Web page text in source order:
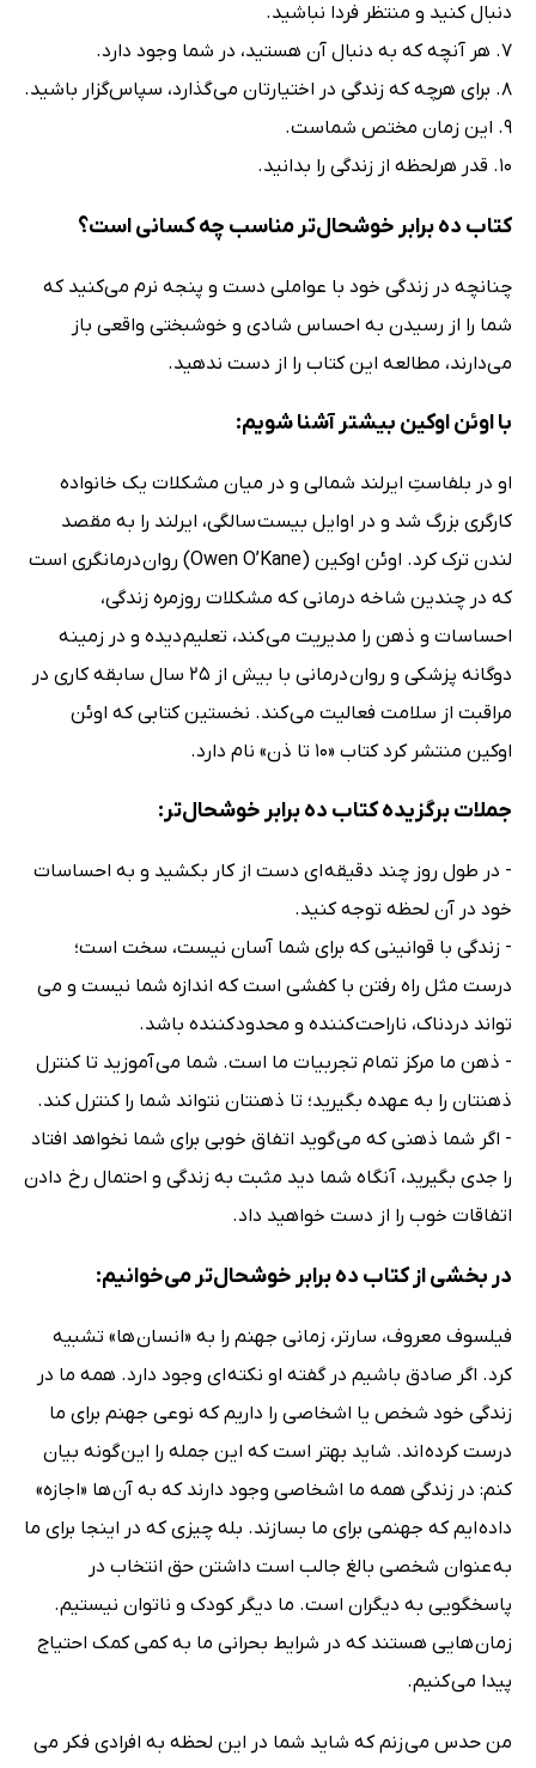
دنبال کنید و منتظر فردا نباشید.
7. هر آنچه که به دنبال آن هستید، در شما وجود دارد.
8. برای هرچه که زندگی در اختیارتان می گذارد، سپاس‌گزار باشید.
9. این زمان مختص شماست.
10. قدر هرلحظه از زندگی را بدانید.
کتاب ده برابر خوشحال‌تر مناسب چه کسانی است؟
چنانچه در زندگی خود با عواملی دست و پنجه نرم می‌کنید که
شما را از رسیدن به احساس شادی و خوشبختی واقعی باز
می‌دارند، مطالعه این کتاب را از دست ندهید.
با اوئن اوکین بیشتر آشنا شویم:
او در بلفاستِ ایرلند شمالی و در میان مشکلات یک خانواده
کارگری بزرگ شد و در اوایل بیست سالگی، ایرلند را به مقصد
لندن ترک کرد. اوئن اوکین (Owen O’Kane) روان درمانگری است
که در چندین شاخه درمانی که مشکلات روزمره زندگی،
احساسات و ذهن را مدیریت می کند، تعلیم دیده و در زمینه
دوگانه پزشکی و روان درمانی با بیش از 25 سال سابقه کاری در
مراقبت از سلامت فعالیت می کند. نخستین کتابی که اوئن
اوکین منتشر کرد کتاب «10 تا ذن» نام دارد.
جملات برگزیده کتاب ده برابر خوشحال‌تر:
- در طول روز چند دقیقه ای دست از کار بکشید و به احساسات
خود در آن لحظه توجه کنید.
- زندگی با قوانینی که برای شما آسان نیست، سخت است؛
درست مثل راه رفتن با کفشی است که اندازه شما نیست و می
تواند دردناک، ناراحت کننده و محدود کننده باشد.
- ذهن ما مرکز تمام تجربیات ما است. شما می آموزید تا کنترل
ذهنتان را به عهده بگیرید؛ تا ذهنتان نتواند شما را کنترل کند.
- اگر شما ذهنی که می گوید اتفاق خوبی برای شما نخواهد افتاد
را جدی بگیرید، آنگاه شما دید مثبت به زندگی و احتمال رخ دادن
اتفاقات خوب را از دست خواهید داد.
در بخشی از کتاب ده برابر خوشحال‌تر می‌خوانیم:
فیلسوف معروف، سارتر، زمانی جهنم را به «انسان ها» تشبیه
کرد. اگر صادق باشیم در گفته او نکته ای وجود دارد. همه ما در
زندگی خود شخص یا اشخاصی را داریم که نوعی جهنم برای ما
درست کرده اند. شاید بهتر است که این جمله را این گونه بیان
کنم: در زندگی همه ما اشخاصی وجود دارند که به آن ها «اجازه»
داده ایم که جهنمی برای ما بسازند. بله چیزی که در اینجا برای ما
به عنوان شخصی بالغ جالب است داشتن حق انتخاب در
پاسخگویی به دیگران است. ما دیگر کودک و ناتوان نیستیم.
زمان هایی هستند که در شرایط بحرانی ما به کمی کمک احتیاج
پیدا می کنیم.
من حدس می زنم که شاید شما در این لحظه به افرادی فکر می